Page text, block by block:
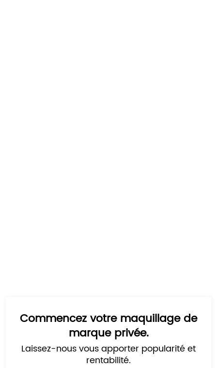
Commencez votre maquillage de
marque privée.
Laissez-nous vous apporter popularité et
rentabilité.